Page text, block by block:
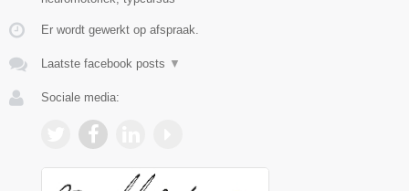
Er wordt gewerkt op afspraak.
Laatste facebook posts ▼
Sociale media: